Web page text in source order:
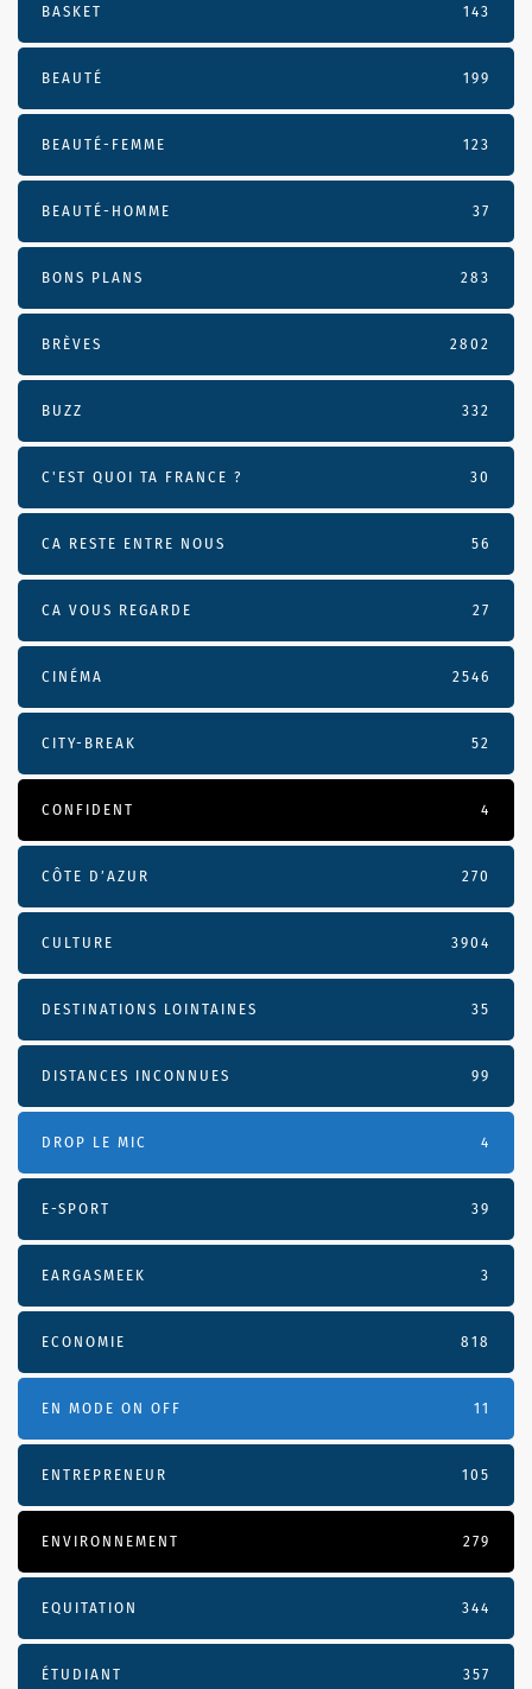
BASKET 143
BEAUTÉ 199
BEAUTÉ-FEMME 123
BEAUTÉ-HOMME 37
BONS PLANS 283
BRÈVES 2802
BUZZ 332
C'EST QUOI TA FRANCE ? 30
CA RESTE ENTRE NOUS 56
CA VOUS REGARDE 27
CINÉMA 2546
CITY-BREAK 52
CONFIDENT 4
CÔTE D’AZUR 270
CULTURE 3904
DESTINATIONS LOINTAINES 35
DISTANCES INCONNUES 99
DROP LE MIC 4
E-SPORT 39
EARGASMEEK 3
ECONOMIE 818
EN MODE ON OFF 11
ENTREPRENEUR 105
ENVIRONNEMENT 279
EQUITATION 344
ÉTUDIANT 357